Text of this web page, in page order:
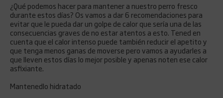
¿Qué podemos hacer para mantener a nuestro perro fresco
durante estos días? Os vamos a dar 6 recomendaciones para
evitar que le pueda dar un golpe de calor que sería una de las
consecuencias graves de no estar atentos a esto. Tened en
cuenta que el calor intenso puede también reducir el apetito y
que tenga menos ganas de moverse pero vamos a ayudarles a
que lleven estos días lo mejor posible y apenas noten ese calor
asfixiante.
Mantenedlo hidratado